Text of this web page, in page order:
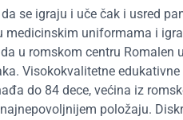
se igraju i uče čak i usred
uniformama i
u romskom centru Romalen
Visokokvalitetne
do 84 dece, većina iz
položaju.